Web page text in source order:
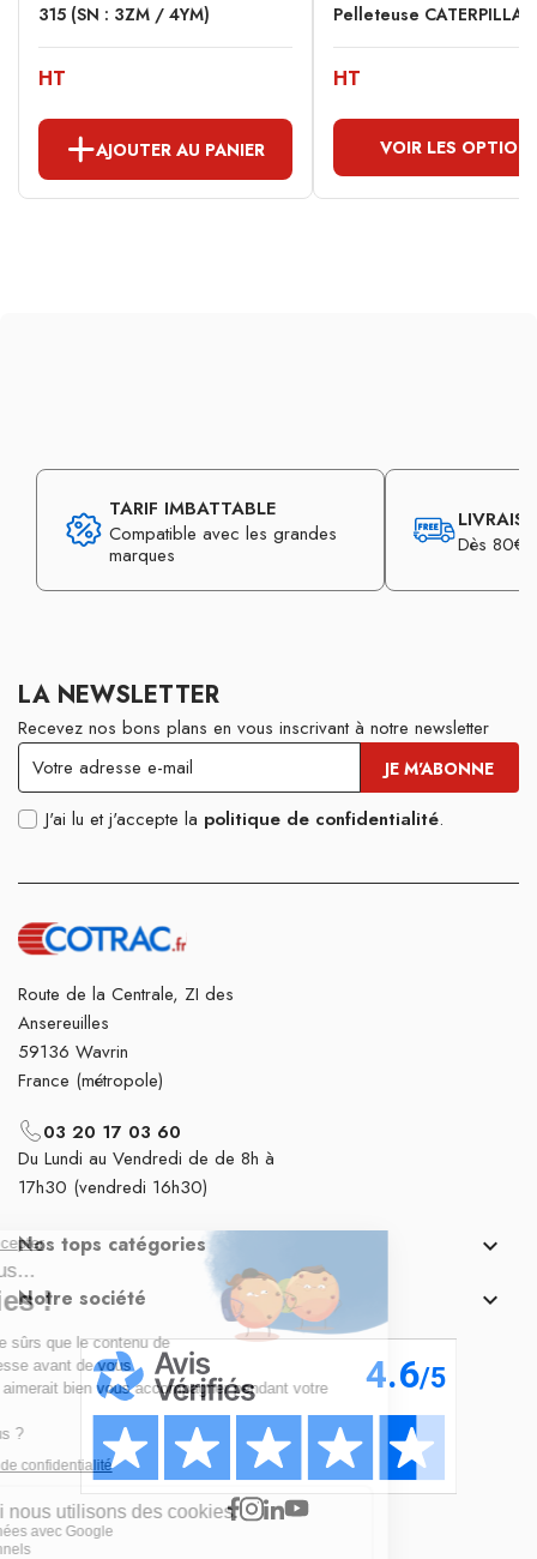
315 (SN : 3ZM / 4YM)
HT
AJOUTER AU PANIER
Pelleteuse
HT
VOIR LES
TARIF IMBATTABLE
Compatible avec les grandes
marques
Dès 80€
LA NEWSLETTER
Recevez nos bons plans en vous inscrivant à notre newsletter
J'ai lu et j'accepte la politique de confidentialité.
Route de la Centrale, ZI des
Ansereuilles
59136 Wavrin
France (métropole)
03 20 17 03 60
Du Lundi au Vendredi de de 8h à
17h30 (vendredi 16h30)
Nos tops catégories 
Notre société 